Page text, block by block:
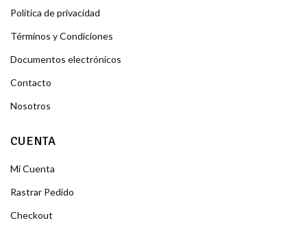
Política de privacidad
Términos y Condiciones
Documentos electrónicos
Contacto
Nosotros
CUENTA
Mi Cuenta
Rastrar Pedido
Checkout